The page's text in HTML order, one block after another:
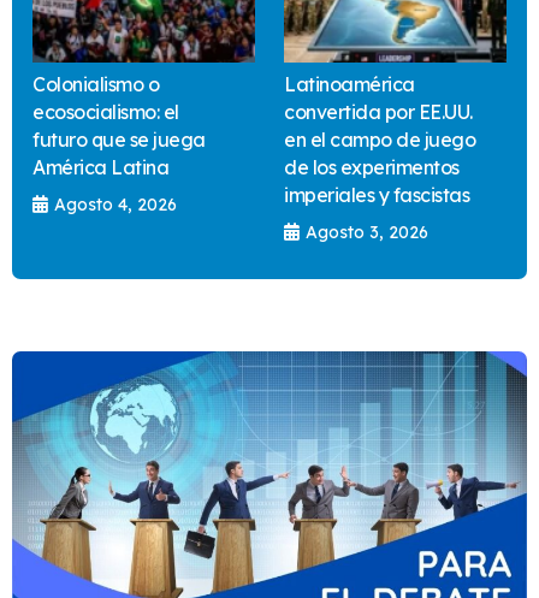
Colonialismo o
ecosocialismo: el
futuro que se juega
América Latina
Agosto 4, 2026
Latinoamérica
convertida por EE.UU.
en el campo de juego
de los experimentos
imperiales y fascistas
Agosto 3, 2026